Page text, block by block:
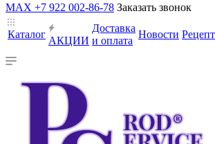
MAX +7 922 002-86-78 Заказать звонок
Каталог
АКЦИИ
Доставка
и оплата
Новости